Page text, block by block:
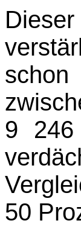
9 246
50